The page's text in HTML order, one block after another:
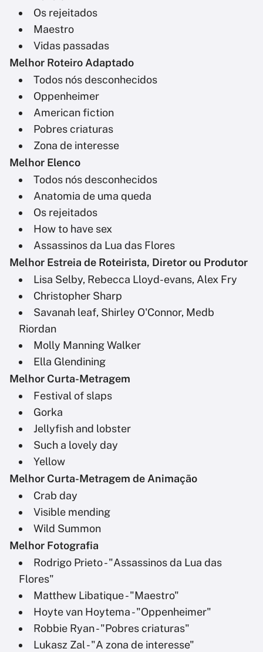
Os rejeitados
Maestro
Vidas passadas
Melhor Roteiro Adaptado
Todos nós desconhecidos
Oppenheimer
American fiction
Pobres criaturas
Zona de interesse
Melhor Elenco
Todos nós desconhecidos
Anatomia de uma queda
Os rejeitados
How to have sex
Assassinos da Lua das Flores
Melhor Estreia de Roteirista, Diretor ou Produtor
Lisa Selby, Rebecca Lloyd-evans, Alex Fry
Christopher Sharp
Savanah leaf, Shirley O'Connor, Medb
Riordan
Molly Manning Walker
Ella Glendining
Melhor Curta-Metragem
Festival of slaps
Gorka
Jellyfish and lobster
Such a lovely day
Yellow
Melhor Curta-Metragem de Animação
Crab day
Visible mending
Wild Summon
Melhor Fotografia
Rodrigo Prieto - "Assassinos da Lua das
Flores"
Matthew Libatique - "Maestro"
Hoyte van Hoytema - "Oppenheimer"
Robbie Ryan - "Pobres criaturas"
Lukasz Zal - "A zona de interesse"